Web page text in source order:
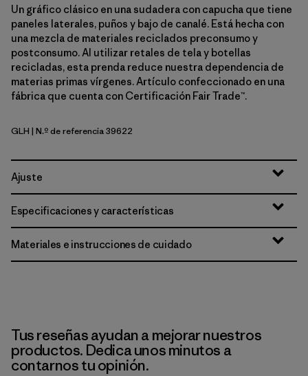
Un gráfico clásico en una sudadera con capucha que tiene
paneles laterales, puños y bajo de canalé. Está hecha con
una mezcla de materiales reciclados preconsumo y
postconsumo. Al utilizar retales de tela y botellas
recicladas, esta prenda reduce nuestra dependencia de
materias primas vírgenes. Artículo confeccionado en una
fábrica que cuenta con Certificación Fair Trade™.
Gravel Heather
GLH | N.º de referencia 39622
Ajuste
Especificaciones y características
Materiales e instrucciones de cuidado
Tus reseñas ayudan a mejorar nuestros
productos. Dedica unos minutos a
contarnos tu opinión.